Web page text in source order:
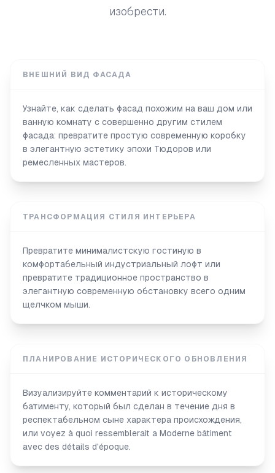
изобрести.
ВНЕШНИЙ ВИД ФАСАДА
Узнайте, как сделать фасад похожим на ваш дом или
ванную комнату с совершенно другим стилем
фасада: превратите простую современную коробку
в элегантную эстетику эпохи Тюдоров или
ремесленных мастеров.
ТРАНСФОРМАЦИЯ СТИЛЯ ИНТЕРЬЕРА
Превратите минималистскую гостиную в
комфортабельный индустриальный лофт или
превратите традиционное пространство в
элегантную современную обстановку всего одним
щелчком мыши.
ПЛАНИРОВАНИЕ ИСТОРИЧЕСКОГО ОБНОВЛЕНИЯ
Визуализируйте комментарий к историческому
батименту, который был сделан в течение дня в
респектабельном сыне характера происхождения,
или voyez à quoi ressemblerait a Moderne bâtiment
avec des détails d'époque.